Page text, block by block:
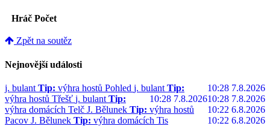
Hráč Počet
Zpět na soutěz
Nejnovější události
j. bulant 10:28 7.8.2026
Tip: výhra hostů Pohled j. bulant
10:28 7.8.2026
Tip:
výhra hostů Třešť j. bulant 10:28 7.8.2026
Tip:
výhra domácích Telč J. Bělunek 10:22 6.8.2026
Tip: výhra hostů
Pacov J. Bělunek 10:22 6.8.2026
Tip: výhra domácích Tis